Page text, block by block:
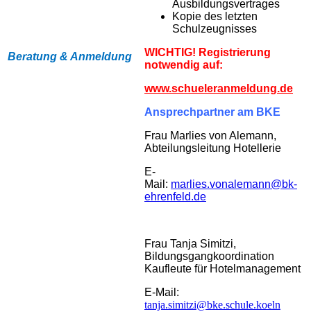
Beratung & Anmeldung
Ausbildungsvertrages
Kopie des letzten
Schulzeugnisses
WICHTIG! Registrierung
notwendig auf:
www.schueleranmeldung.de
Ansprechpartner am BKE
Frau Marlies von Alemann,
Abteilungsleitung Hotellerie
E-
Mail: marlies.vonalemann@bk-
ehrenfeld.de
Frau Tanja Simitzi,
Bildungsgangkoordination
Kaufleute für Hotelmanagement
E-Mail:
tanja.simitzi@bke.schule.koeln